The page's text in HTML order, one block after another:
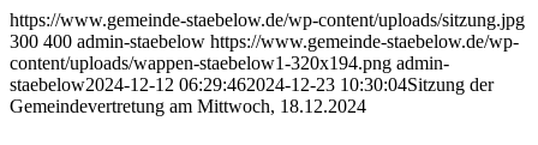
https://www.gemeinde-staebelow.de/wp-content/uploads/sitzung.jpg
300 400 admin-staebelow https://www.gemeinde-staebelow.de/wp-
content/uploads/wappen-staebelow1-320x194.png admin-
staebelow2024-12-12 06:29:462024-12-23 10:30:04Sitzung der
Gemeindevertretung am Mittwoch, 18.12.2024